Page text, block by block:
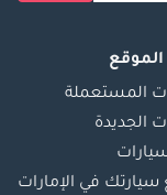
المستعملة
الجديدة
سيارتك في الإمارات